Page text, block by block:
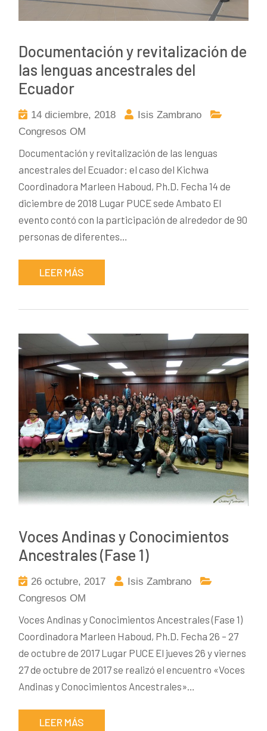
Documentación y revitalización de
las lenguas ancestrales del
Ecuador
14 diciembre, 2018
Isis Zambrano
Congresos OM
Documentación y revitalización de las lenguas
ancestrales del Ecuador: el caso del Kichwa
Coordinadora Marleen Haboud, Ph.D. Fecha 14 de
diciembre de 2018 Lugar PUCE sede Ambato El
evento contó con la participación de alrededor de 90
personas de diferentes…
LEER MÁS
Voces Andinas y Conocimientos
Ancestrales (Fase 1)
26 octubre, 2017
Isis Zambrano
Congresos OM
Voces Andinas y Conocimientos Ancestrales (Fase 1)
Coordinadora Marleen Haboud, Ph.D. Fecha 26 – 27
de octubre de 2017 Lugar PUCE El jueves 26 y viernes
27 de octubre de 2017 se realizó el encuentro «Voces
Andinas y Conocimientos Ancestrales»…
LEER MÁS